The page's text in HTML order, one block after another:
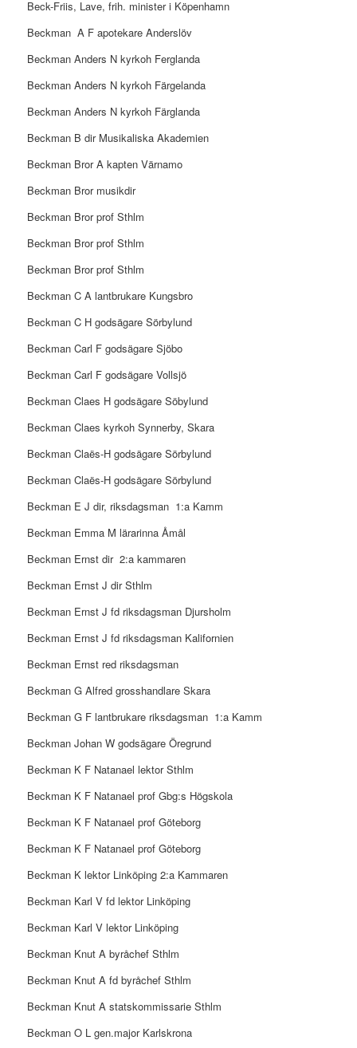
Beck-Friis, Lave, frih. minister i Köpenhamn
Beckman A F apotekare Anderslöv
Beckman Anders N kyrkoh Ferglanda
Beckman Anders N kyrkoh Färgelanda
Beckman Anders N kyrkoh Färglanda
Beckman B dir Musikaliska Akademien
Beckman Bror A kapten Värnamo
Beckman Bror musikdir
Beckman Bror prof Sthlm
Beckman Bror prof Sthlm
Beckman Bror prof Sthlm
Beckman C A lantbrukare Kungsbro
Beckman C H godsägare Sörbylund
Beckman Carl F godsägare Sjöbo
Beckman Carl F godsägare Vollsjö
Beckman Claes H godsägare Söbylund
Beckman Claes kyrkoh Synnerby, Skara
Beckman Claës-H godsägare Sörbylund
Beckman Claës-H godsägare Sörbylund
Beckman E J dir, riksdagsman 1:a Kamm
Beckman Emma M lärarinna Åmål
Beckman Ernst dir 2:a kammaren
Beckman Ernst J dir Sthlm
Beckman Ernst J fd riksdagsman Djursholm
Beckman Ernst J fd riksdagsman Kalifornien
Beckman Ernst red riksdagsman
Beckman G Alfred grosshandlare Skara
Beckman G F lantbrukare riksdagsman 1:a Kamm
Beckman Johan W godsägare Öregrund
Beckman K F Natanael lektor Sthlm
Beckman K F Natanael prof Gbg:s Högskola
Beckman K F Natanael prof Göteborg
Beckman K F Natanael prof Göteborg
Beckman K lektor Linköping 2:a Kammaren
Beckman Karl V fd lektor Linköping
Beckman Karl V lektor Linköping
Beckman Knut A byråchef Sthlm
Beckman Knut A fd byråchef Sthlm
Beckman Knut A statskommissarie Sthlm
Beckman O L gen.major Karlskrona